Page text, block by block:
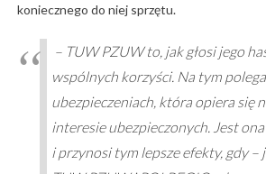
koniecznego do niej sprzętu.
– TUW PZUW to, jak głosi jego
wspólnych korzyści. Na tym
ubezpieczeniach, która opiera się
interesie ubezpieczonych. Jest
i przynosi tym lepsze efekty, gdy –